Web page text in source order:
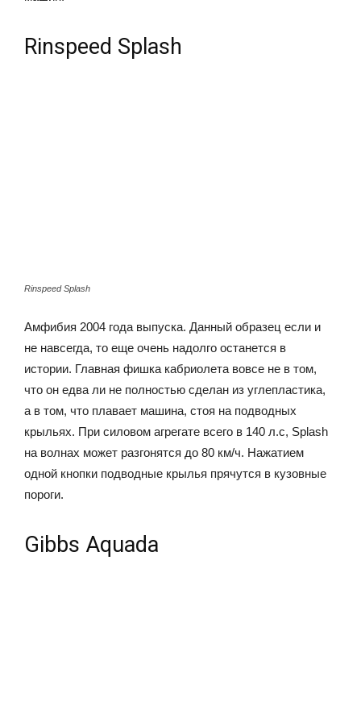
Rinspeed Splash
Rinspeed Splash
Амфибия 2004 года выпуска. Данный образец если и
не навсегда, то еще очень надолго останется в
истории. Главная фишка кабриолета вовсе не в том,
что он едва ли не полностью сделан из углепластика,
а в том, что плавает машина, стоя на подводных
крыльях. При силовом агрегате всего в 140 л.с, Splash
на волнах может разгонятся до 80 км/ч. Нажатием
одной кнопки подводные крылья прячутся в кузовные
пороги.
Gibbs Aquada